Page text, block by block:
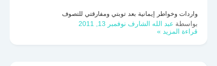
واردات وخواطر إيمانية بعد توبتي ومفارقتي للتصوف
بواسطة عبد الله الشارف نوفمبر 13, 2011
قراءة المزيد »